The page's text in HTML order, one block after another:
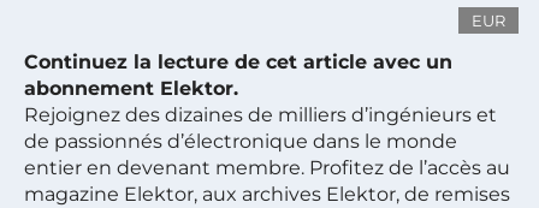
EUR
Continuez la lecture de cet article avec un
abonnement Elektor.
Rejoignez des dizaines de milliers d’ingénieurs et
de passionnés d’électronique dans le monde
entier en devenant membre. Profitez de l’accès au
magazine Elektor, aux archives Elektor, de remises